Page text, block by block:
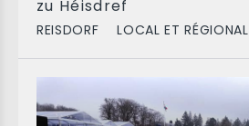
zu Héisdref
REISDORF LOCAL ET RÉGIONAL